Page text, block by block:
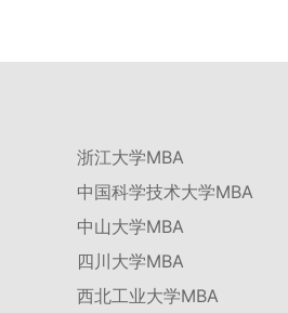
浙江大学MBA
中国科学技术大学MBA
中山大学MBA
四川大学MBA
西北工业大学MBA